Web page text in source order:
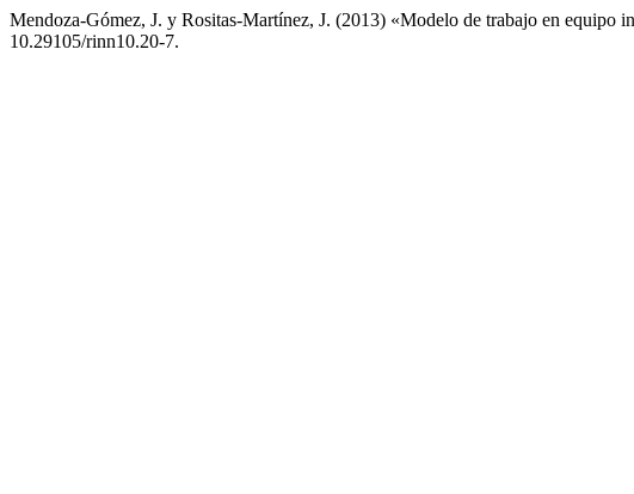
Mendoza-Gómez, J. y Rositas-Martínez, J. (2013) «Modelo de trabajo en equipo
10.29105/rinn10.20-7.